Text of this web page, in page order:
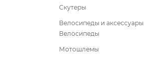
Скутеры
Велосипеды и аксессуары
Велосипеды
Мотошлемы